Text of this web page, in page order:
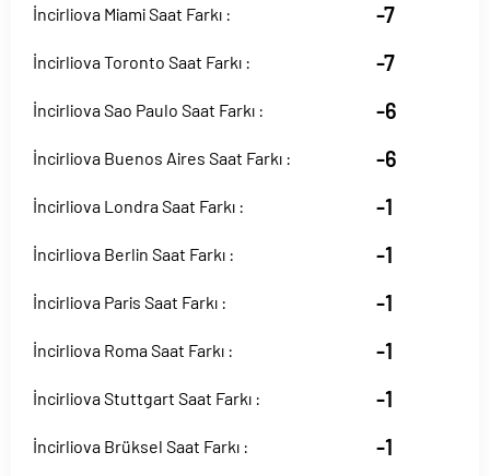
İncirliova Miami Saat Farkı : -7
İncirliova Toronto Saat Farkı : -7
İncirliova Sao Paulo Saat Farkı : -6
İncirliova Buenos Aires Saat Farkı : -6
İncirliova Londra Saat Farkı : -1
İncirliova Berlin Saat Farkı : -1
İncirliova Paris Saat Farkı : -1
İncirliova Roma Saat Farkı : -1
İncirliova Stuttgart Saat Farkı : -1
İncirliova Brüksel Saat Farkı : -1